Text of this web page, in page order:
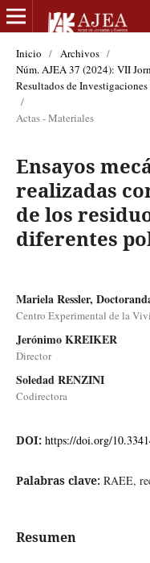
Inicio / Archivos /
Núm. AJEA 37 (2024): VII
Resultados de
/
Actas - Materiales
Ensayos
realizadas
de los
diferentes
Mariela Ressler,
Centro Experimental de la
Jerónimo KREIKER
Director
Soledad RENZINI
Codirectora
DOI: https://doi.org/
Palabras clave: RAEE,
Resumen